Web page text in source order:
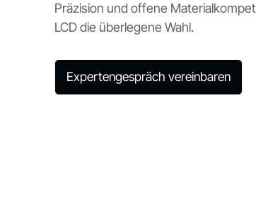
Präzision und offene
LCD die überlegene Wahl.
Expertengespräch vereinbaren